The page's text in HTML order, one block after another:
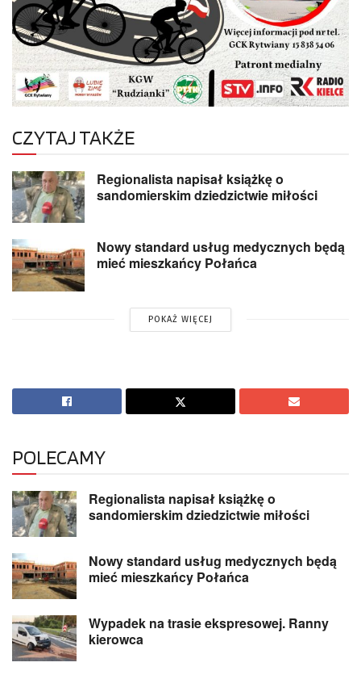
CZYTAJ TAKŻE
Regionalista napisał książkę o
sandomierskim dziedzictwie miłości
Nowy standard usług medycznych będą
mieć mieszkańcy Połańca
POKAŻ WIĘCEJ
POLECAMY
Regionalista napisał książkę o
sandomierskim dziedzictwie miłości
Nowy standard usług medycznych będą
mieć mieszkańcy Połańca
Wypadek na trasie ekspresowej. Ranny
kierowca